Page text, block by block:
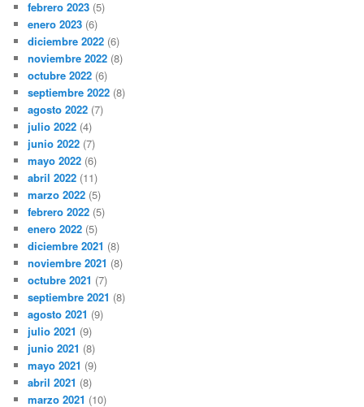
febrero 2023 (5)
enero 2023 (6)
diciembre 2022 (6)
noviembre 2022 (8)
octubre 2022 (6)
septiembre 2022 (8)
agosto 2022 (7)
julio 2022 (4)
junio 2022 (7)
mayo 2022 (6)
abril 2022 (11)
marzo 2022 (5)
febrero 2022 (5)
enero 2022 (5)
diciembre 2021 (8)
noviembre 2021 (8)
octubre 2021 (7)
septiembre 2021 (8)
agosto 2021 (9)
julio 2021 (9)
junio 2021 (8)
mayo 2021 (9)
abril 2021 (8)
marzo 2021 (10)